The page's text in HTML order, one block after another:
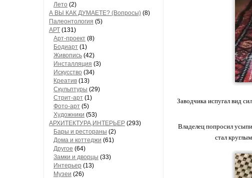
Лето (2)
А ВЫ КАК ДУМАЕТЕ? (Вопросы) (8)
Палеонтология (5)
АРТ (131)
Арт-проект (8)
Бодиарт (1)
Живопись (42)
Инсталляция (3)
Искусство (34)
Креатив (13)
Скульптуры (29)
Стрит-арт (1)
Фото-арт (5)
Художники (53)
АРХИТЕКТУРА,ИНТЕРЬЕР (293)
Бары и рестораны (2)
Дома и коттеджи (61)
Другое (64)
Замки и дворцы (33)
Интерьер (13)
Музеи (26)
Заводчика испугал вид
Владелец попросил
стал